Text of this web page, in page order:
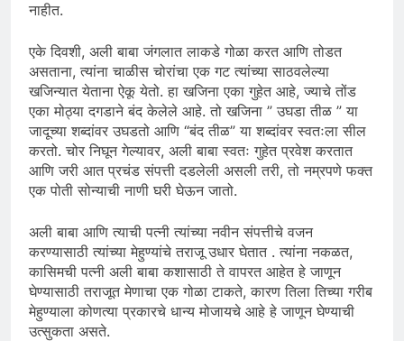
नाहीत.
एके दिवशी, अली बाबा जंगलात लाकडे गोळा करत आणि तोडत
असताना, त्यांना चाळीस चोरांचा एक गट त्यांच्या साठवलेल्या
खजिन्यात येताना ऐकू येतो. हा खजिना एका गुहेत आहे, ज्याचे तोंड
एका मोठ्या दगडाने बंद केलेले आहे. तो खजिना ” उघडा तीळ ” या
जादूच्या शब्दांवर उघडतो आणि “बंद तीळ” या शब्दांवर स्वतःला सील
करतो. चोर निघून गेल्यावर, अली बाबा स्वतः गुहेत प्रवेश करतात
आणि जरी आत प्रचंड संपत्ती दडलेली असली तरी, तो नम्रपणे फक्त
एक पोती सोन्याची नाणी घरी घेऊन जातो.
अली बाबा आणि त्याची पत्नी त्यांच्या नवीन संपत्तीचे वजन
करण्यासाठी त्यांच्या मेहुण्यांचे तराजू उधार घेतात . त्यांना नकळत,
कासिमची पत्नी अली बाबा कशासाठी ते वापरत आहेत हे जाणून
घेण्यासाठी तराजूत मेणाचा एक गोळा टाकते, कारण तिला तिच्या गरीब
मेहुण्याला कोणत्या प्रकारचे धान्य मोजायचे आहे हे जाणून घेण्याची
उत्सुकता असते.